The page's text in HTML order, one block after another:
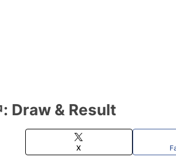
: Draw & Result
X